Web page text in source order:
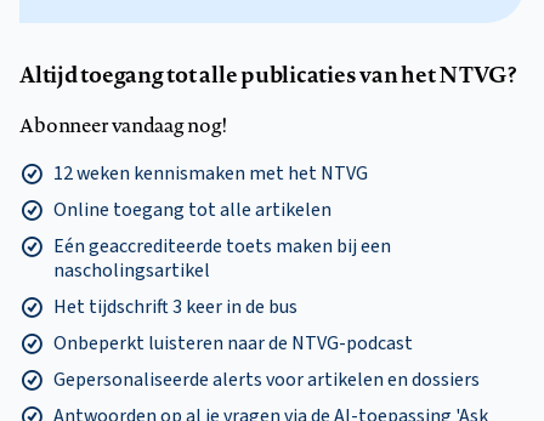
Altijd toegang tot alle publicaties van het NTVG?
Abonneer vandaag nog!
12 weken kennismaken met het NTVG
Online toegang tot alle artikelen
Eén geaccrediteerde toets maken bij een
nascholingsartikel
Het tijdschrift 3 keer in de bus
Onbeperkt luisteren naar de NTVG-podcast
Gepersonaliseerde alerts voor artikelen en dossiers
Antwoorden op al je vragen via de AI-toepassing 'Ask